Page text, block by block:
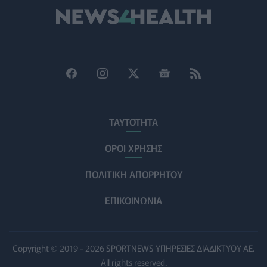
PET 07/08/2026 - 15:02
ΠΟΛΙΤΙΚΉ ΥΓΕΊΑΣ 07/08/2026 - 14:39
σοβαρής εγκεφαλικής κάκωσης
τον χρόνο για φάρμακα GLP-1 στους εργαζομένους
07/08/2026 - 13:00
παραθεριστές
ΥΓΕΊΑ 07/08/2026 - 11:57
ΤΑΥΤΟΤΗΤΑ
ΟΡΟΙ ΧΡΗΣΗΣ
ΠΟΛΙΤΙΚΗ ΑΠΟΡΡΗΤΟΥ
ΕΠΙΚΟΙΝΩΝΙΑ
Copyright © 2019 - 2026 SPORTNEWS ΥΠΗΡΕΣΙΕΣ ΔΙΑΔΙΚΤΥΟΥ ΑΕ.
All rights reserved.